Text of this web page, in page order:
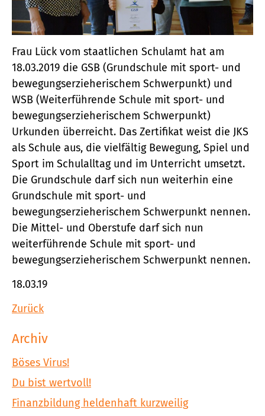
Frau Lück vom staatlichen Schulamt hat am
18.03.2019 die GSB (Grundschule mit sport- und
bewegungserzieherischem Schwerpunkt) und
WSB (Weiterführende Schule mit sport- und
bewegungserzieherischem Schwerpunkt)
Urkunden überreicht. Das Zertifikat weist die JKS
als Schule aus, die vielfältig Bewegung, Spiel und
Sport im Schulalltag und im Unterricht umsetzt.
Die Grundschule darf sich nun weiterhin eine
Grundschule mit sport- und
bewegungserzieherischem Schwerpunkt nennen.
Die Mittel- und Oberstufe darf sich nun
weiterführende Schule mit sport- und
bewegungserzieherischem Schwerpunkt nennen.
18.03.19
Zurück
Archiv
Böses Virus!
Du bist wertvoll!
Finanzbildung heldenhaft kurzweilig